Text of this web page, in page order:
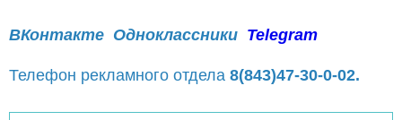
ВКонтакте Одноклассники Telegram
Телефон рекламного отдела 8(843)47-30-0-02.